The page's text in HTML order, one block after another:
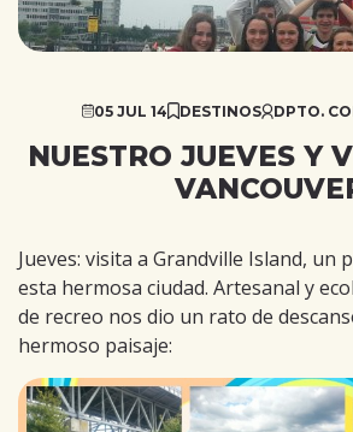
05 JUL 14 DESTINOS DPTO.
NUESTRO JUEVES Y
Jueves: visita a Grandville Island, un
esta hermosa ciudad. Artesanal y
de recreo nos dio un rato de
hermoso paisaje: